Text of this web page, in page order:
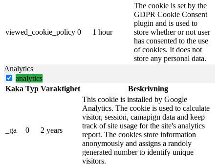
viewed_cookie_policy 0 1 hour
The cookie is set by the
GDPR Cookie Consent
plugin and is used to
store whether or not user
has consented to the use
of cookies. It does not
store any personal data.
Analytics
analytics
Kaka Typ Varaktighet Beskrivning
_ga 0 2 years
This cookie is installed by Google
Analytics. The cookie is used to calculate
visitor, session, camapign data and keep
track of site usage for the site's analytics
report. The cookies store information
anonymously and assigns a randoly
generated number to identify unique
visitors.